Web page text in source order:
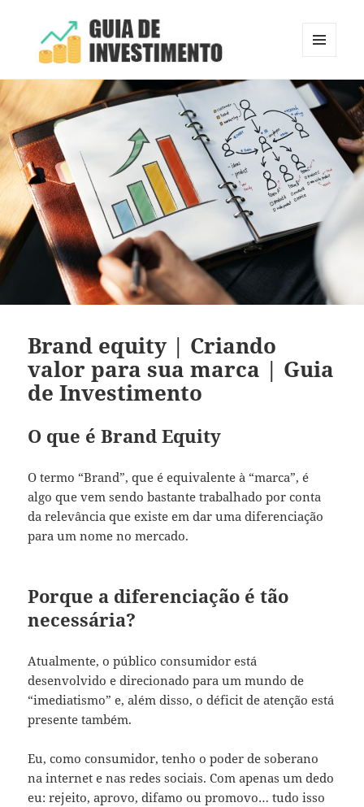
Guia de Investimento
E
WIDGETS
Brand equity | Criando
valor para sua marca | Guia
de Investimento
O que é Brand Equity
O termo “Brand”, que é equivalente à “marca”, é
algo que vem sendo bastante trabalhado por conta
da relevância que existe em dar uma diferenciação
para um nome no mercado.
Porque a diferenciação é tão
necessária?
Atualmente, o público consumidor está
desenvolvido e direcionado para um mundo de
“imediatismo” e, além disso, o déficit de atenção está
presente também.
Eu, como consumidor, tenho o poder de soberano
na internet e nas redes sociais. Com apenas um dedo
eu: rejeito, aprovo, difamo ou promovo… tudo isso